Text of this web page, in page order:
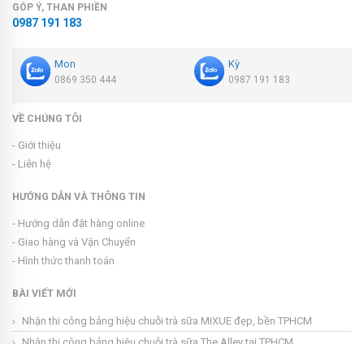
GÓP Ý, THAN PHIỀN
0987 191 183
Mon
0869 350 444
Kỳ
0987 191 183
VỀ CHÚNG TÔI
- Giới thiệu
- Liên hệ
HƯỚNG DẪN VÀ THÔNG TIN
- Hướng dẫn đặt hàng online
- Giao hàng và Vận Chuyển
- Hình thức thanh toán
BÀI VIẾT MỚI
Nhận thi công bảng hiệu chuỗi trà sữa MIXUE đẹp, bền TPHCM